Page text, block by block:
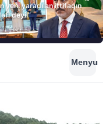
yeni yaradılan ittifaqın
deyil”
• 21:54
Menyu